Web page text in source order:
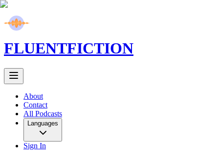
FLUENTFICTION
About
Contact
All Podcasts
Languages
Sign In